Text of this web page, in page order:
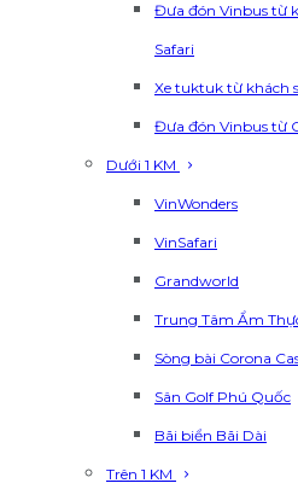
Đưa đón Vinbus từ
Safari
Xe tuktuk từ khách
Đưa đón Vinbus từ
Dưới 1 KM
VinWonders
VinSafari
Grandworld
Trung Tâm Ẩm
Sòng bài Corona
Sân Golf Phú Quốc
Bãi biển Bãi Dài
Trên 1 KM